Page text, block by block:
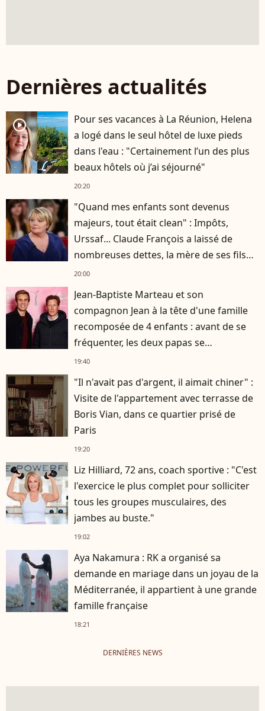
Dernières actualités
player2
Pour ses vacances à La Réunion, Helena
a logé dans le seul hôtel de luxe pieds
dans l'eau : "Certainement l’un des plus
beaux hôtels où j’ai séjourné"
20:20
"Quand mes enfants sont devenus
majeurs, tout était clean" : Impôts,
Urssaf... Claude François a laissé de
nombreuses dettes, la mère de ses fils
s'est occupée de tout
20:00
Jean-Baptiste Marteau et son
compagnon Jean à la tête d'une famille
recomposée de 4 enfants : avant de se
fréquenter, les deux papas se
connaissaient depuis des années
19:40
"Il n'avait pas d'argent, il aimait chiner" :
Visite de l'appartement avec terrasse de
Boris Vian, dans ce quartier prisé de
Paris
19:20
Liz Hilliard, 72 ans, coach sportive : "C'est
l'exercice le plus complet pour solliciter
tous les groupes musculaires, des
jambes au buste."
19:02
Aya Nakamura : RK a organisé sa
demande en mariage dans un joyau de la
Méditerranée, il appartient à une grande
famille française
18:21
DERNIÈRES NEWS